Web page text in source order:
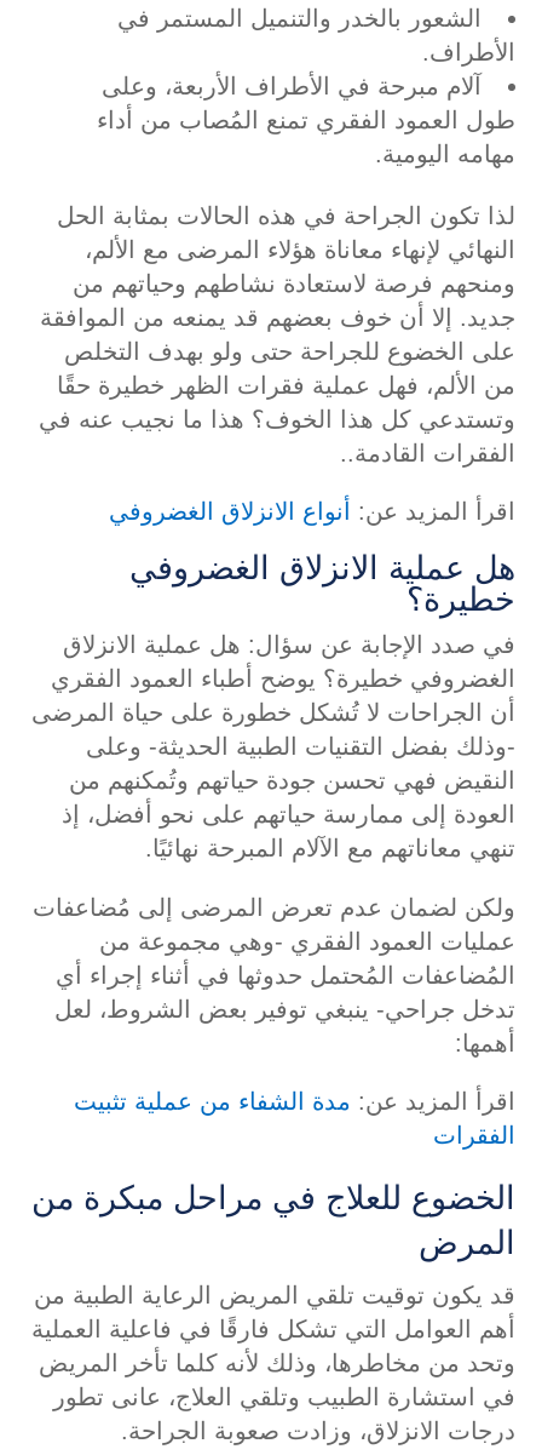
الشعور بالخدر والتنميل المستمر في
الأطراف.
آلام مبرحة في الأطراف الأربعة، وعلى
طول العمود الفقري تمنع المُصاب من أداء
مهامه اليومية.
لذا تكون الجراحة في هذه الحالات بمثابة الحل
النهائي لإنهاء معاناة هؤلاء المرضى مع الألم،
ومنحهم فرصة لاستعادة نشاطهم وحياتهم من
جديد. إلا أن خوف بعضهم قد يمنعه من الموافقة
على الخضوع للجراحة حتى ولو بهدف التخلص
من الألم، فهل عملية فقرات الظهر خطيرة حقًا
وتستدعي كل هذا الخوف؟ هذا ما نجيب عنه في
الفقرات القادمة..
اقرأ المزيد عن: أنواع الانزلاق الغضروفي
هل عملية الانزلاق الغضروفي
خطيرة؟
في صدد الإجابة عن سؤال: هل عملية الانزلاق
الغضروفي خطيرة؟ يوضح أطباء العمود الفقري
أن الجراحات لا تُشكل خطورة على حياة المرضى
-وذلك بفضل التقنيات الطبية الحديثة- وعلى
النقيض فهي تحسن جودة حياتهم وتُمكنهم من
العودة إلى ممارسة حياتهم على نحو أفضل، إذ
تنهي معاناتهم مع الآلام المبرحة نهائيًا.
ولكن لضمان عدم تعرض المرضى إلى مُضاعفات
عمليات العمود الفقري -وهي مجموعة من
المُضاعفات المُحتمل حدوثها في أثناء إجراء أي
تدخل جراحي- ينبغي توفير بعض الشروط، لعل
أهمها:
اقرأ المزيد عن: مدة الشفاء من عملية تثبيت
الفقرات
الخضوع للعلاج في مراحل مبكرة من
المرض
قد يكون توقيت تلقي المريض الرعاية الطبية من
أهم العوامل التي تشكل فارقًا في فاعلية العملية
وتحد من مخاطرها، وذلك لأنه كلما تأخر المريض
في استشارة الطبيب وتلقي العلاج، عانى تطور
درجات الانزلاق، وزادت صعوبة الجراحة.